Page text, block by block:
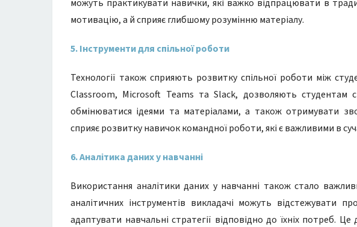
можуть практикувати навички, які важко відпрацювати в
мотивацію, а й сприяє глибшому розумінню матеріалу.
5. Інструменти для спільної роботи
Технології також сприяють розвитку спільної роботи між
Classroom, Microsoft Teams та Slack, дозволяють студентам
обмінюватися ідеями та матеріалами, а також отримувати
сприяє розвитку навичок командної роботи, які є важливими в
6. Аналітика даних у навчанні
Використання аналітики даних у навчанні також стало
аналітичних інструментів викладачі можуть відстежувати
адаптувати навчальні стратегії відповідно до їхніх потреб.